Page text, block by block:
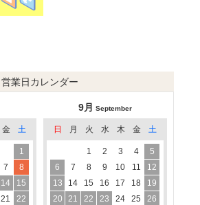
営業日カレンダー
金 土
1
7
8
14
15
21
22
9月 September
日 月 火 水 木 金 土
1 2 3 4
5
6
7 8 9 10 11
12
13
14 15 16 17 18
19
20
21 22 23 24 25
26